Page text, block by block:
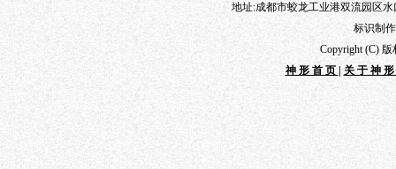
地址:成都市蛟龙工业港双流园区水
标识制
Copyright (C)
神形首页
关于神形